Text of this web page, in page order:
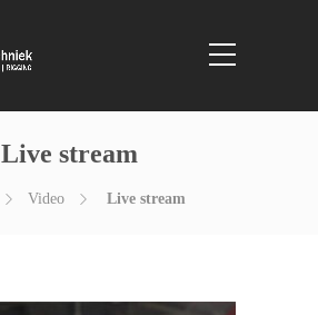
Live stream
Video Live stream